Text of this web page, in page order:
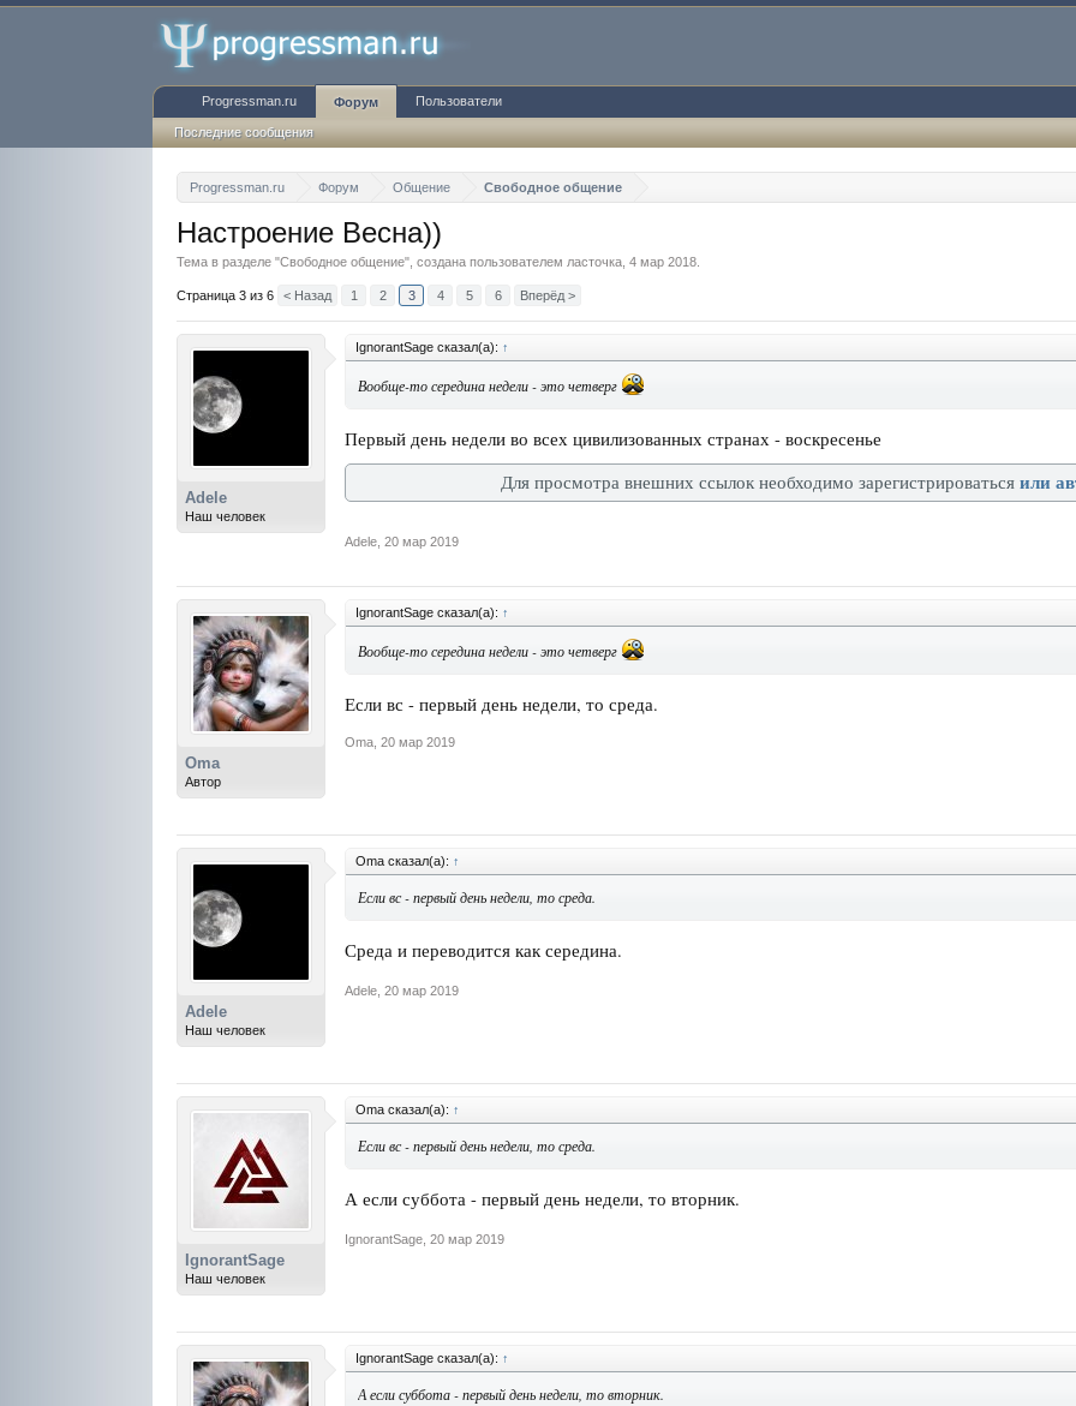
Progressman.ru Форум Общение Свободное общение
Настроение Весна))
Тема в разделе "Свободное общение", создана пользователем ласточка 4 мар 2018
Страница 3 из 6 < Назад 1 2 3 4 5 6 Вперёд >
Adele
Наш человек
IgnorantSage сказал(а): ↑
Вообще-то середина недели - это четверг
Первый день недели во всех цивилизованных странах - воскресенье
Для просмотра внешних ссылок необходимо зарегистрироваться или
Adele 20 мар 2019
Oma
Автор
IgnorantSage сказал(а): ↑
Вообще-то середина недели - это четверг
Если вс - первый день недели, то среда.
Oma 20 мар 2019
Adele
Наш человек
Oma сказал(а): ↑
Если вс - первый день недели, то среда.
Среда и переводится как середина.
Adele 20 мар 2019
IgnorantSage
Наш человек
Oma сказал(а): ↑
Если вс - первый день недели, то среда.
А если суббота - первый день недели, то вторник.
IgnorantSage 20 мар 2019
IgnorantSage сказал(а): ↑
А если суббота - первый день недели, то вторник.
Progressman.ru Форум
Последние сообщения
Пользователи